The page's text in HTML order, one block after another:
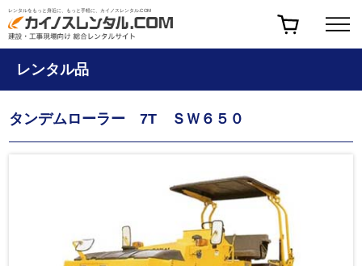
レンタルをもっと身近に、もっと手軽に、カイノスレンタル.COM
レンタル品
タンデムローラー 7T ＳＷ６５０